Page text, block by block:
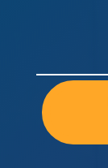
Alternative: